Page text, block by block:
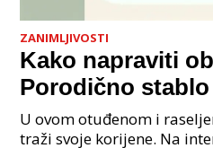
ZANIMLJIVOSTI
Kako napraviti
Porodično stablo
U ovom otuđenom i
traži svoje korijene. Na